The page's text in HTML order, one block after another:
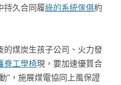
持久合同履綠的系統傢俱約
的煤炭生孩子公司、火力發
脊工學椅現，要加速優質合
”，施展煤電協同上風保證